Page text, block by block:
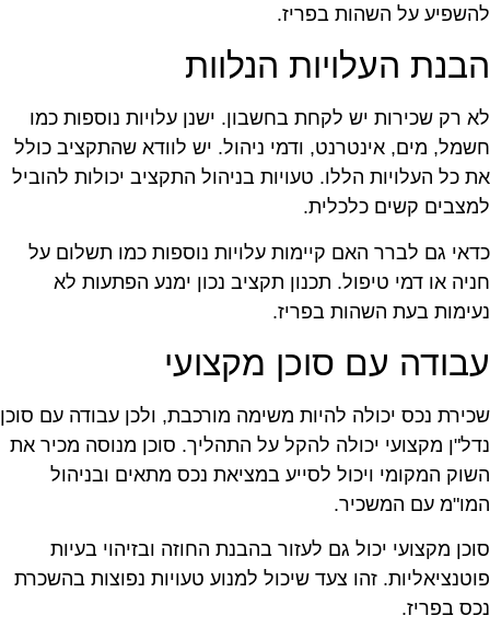
על השהות בפריז.
העלויות הנלוות
רק שכירות יש לקחת בחשבון. ישנן עלויות נוספות כמו
מים, אינטרנט, ודמי ניהול. יש לוודא שהתקציב כולל
כל העלויות הללו. טעויות בניהול התקציב יכולות להוביל
קשים כלכלית.
גם לברר האם קיימות עלויות נוספות כמו תשלום על
או דמי טיפול. תכנון תקציב נכון ימנע הפתעות לא
בעת השהות בפריז.
עם סוכן מקצועי
נכס יכולה להיות משימה מורכבת, ולכן עבודה עם סוכן
מקצועי יכולה להקל על התהליך. סוכן מנוסה מכיר את
המקומי ויכול לסייע במציאת נכס מתאים ובניהול
עם המשכיר.
מקצועי יכול גם לעזור בהבנת החוזה ובזיהוי בעיות
זהו צעד שיכול למנוע טעויות נפוצות בהשכרת
בפריז.